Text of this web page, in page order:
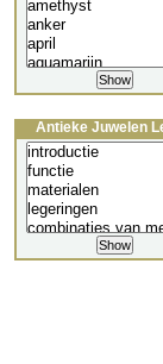
Antieke Juwelen